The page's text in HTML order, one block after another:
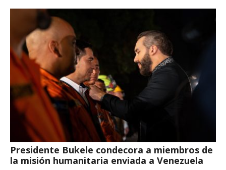
Presidente Bukele condecora a miembros de
la misión humanitaria enviada a Venezuela